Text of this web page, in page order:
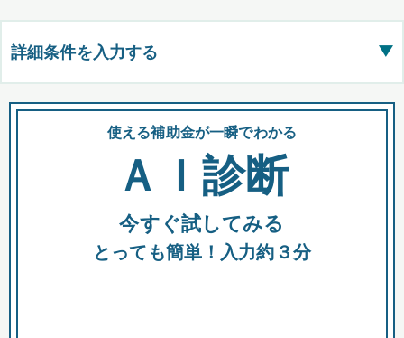
詳細条件を入力する ▶
都道府県
全国の検索結果を含めて表示
助成金 融資 出資
使える補助金が一瞬でわかる
ＡＩ診断
今すぐ試してみる
とっても簡単！入力約３分